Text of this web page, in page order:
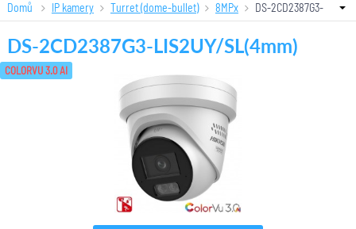
Domů IP kamery Turret (dome-bullet) 8MPx DS-2CD2387G3-
COLORVU 3.0 AI
DS-2CD2387G3-LIS2UY/SL(4mm)